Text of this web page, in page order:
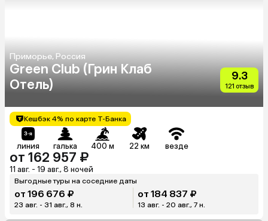
Приморье, Россия
Green Club (Грин Клаб
Отель)
9.3
121 отзыв
Кешбэк 4% по карте Т-Банка
линия галька 400 м 22 км везде
от 162 957 ₽
11 авг. - 19 авг., 8 ночей
Выгодные туры на соседние даты
от 196 676 ₽
23 авг. - 31 авг., 8 н.
от 184 837 ₽
13 авг. - 20 авг., 7 н.